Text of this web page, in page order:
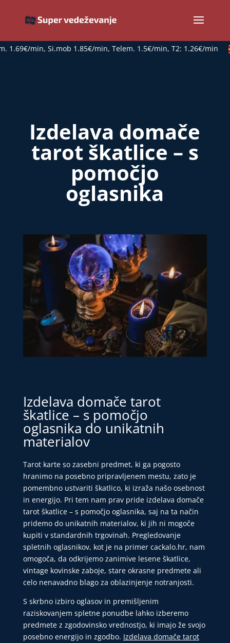
min, Si.mob 1.85€/min, Telem. 1.5€/min, T2: 1.26€/min
Izdelava domače
tarot škatlice – s
pomočjo
oglasnika
Izdelava domače tarot
škatlice – s pomočjo
oglasnika do unikatnih
materialov
Tarot karte so zasebni predmet, ki ga pogosto
hranimo na posebno pripravljenem mestu, zato je
pomembno ustvariti škatlico, ki izraža našo osebnost
in energijo. Pri tem nam prav pride izdelava domače
tarot škatlice – s pomočjo oglasnika, saj na ta način
pridemo do unikatnih materialov, ki jih ni mogoče
kupiti v standardnih trgovinah. Pregledovanje
spletnih oglasnikov, kot je na primer cackalo.hr, nam
omogoča, da odkrijemo zanimive lesene škatlice,
vintage kovinske zaboje, stare okrasne predmete ali
celo nenavadno blago za oblazinjenje notranjosti.
S skrbno izbiro oglasov in premišljenim
raziskovanjem spletne ponudbe lahko izberemo
predmete z zgodovinsko vrednostjo, ki imajo že svojo
posebno energijo in zgodbo. Izdelava domače tarot